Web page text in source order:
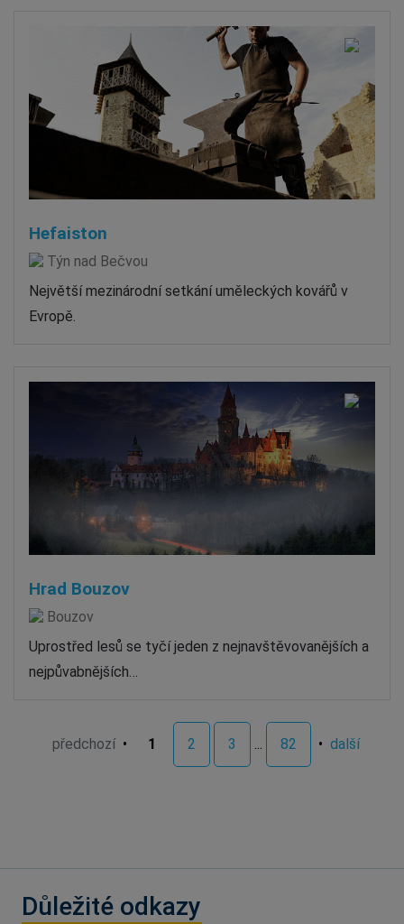
Hefaiston
Týn nad Bečvou
Největší mezinárodní setkání uměleckých kovářů v
Evropě.
Hrad Bouzov
Bouzov
Uprostřed lesů se tyčí jeden z nejnavštěvovanějších a
nejpůvabnějších…
předchozí• 1 2 3 ... 82 • další
Důležité odkazy